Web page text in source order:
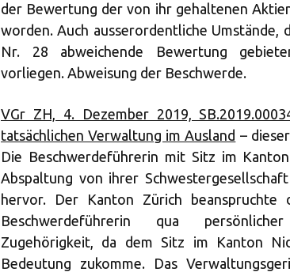
der Bewertung der von ihr gehaltenen
worden. Auch ausserordentliche Umstände,
Nr. 28 abweichende Bewertung
vorliegen. Abweisung der Beschwerde.
VGr ZH, 4. Dezember 2019,
tatsächlichen Verwaltung im Ausland –
Die Beschwerdeführerin mit Sitz im
Abspaltung von ihrer
hervor. Der Kanton Zürich beanspruchte
Beschwerdeführerin qua
Zugehörigkeit, da dem Sitz im Kanton
Bedeutung zukomme. Das